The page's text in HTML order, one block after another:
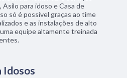
Asilo para idoso e Casa de
só é possível graças ao time
e as instalações de alto
equipe altamente treinada
Idosos